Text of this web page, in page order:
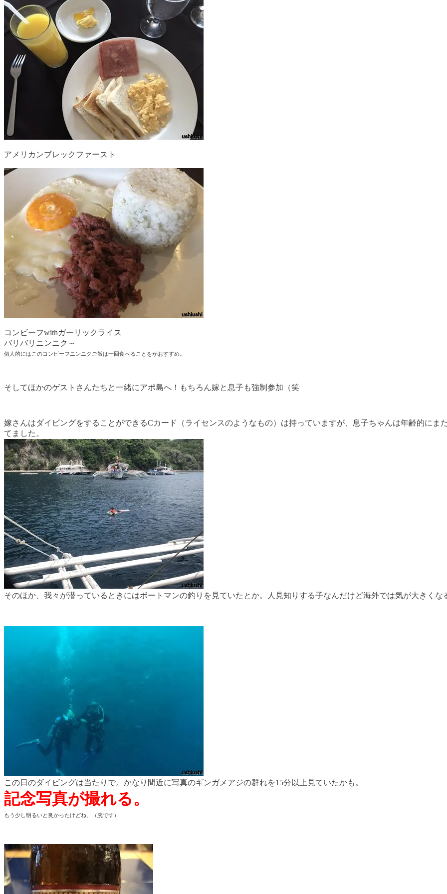
アメリカンブレックファースト
コンビーフwithガーリックライス
バリバリニンニク～
個人的にはこのコンビーフニンニクご飯は一回食べることをがおすすめ。
そしてほかのゲストさんたちと一緒にアポ島へ！もちろん嫁と息子も強制参加（笑
嫁さんはダイビングをすることができるCカード（ライセンスのようなもの）は持っていますが、息子ちゃんは年齢的にま
てました。
そのほか、我々が潜っているときにはボートマンの釣りを見ていたとか。人見知りする子なんだけど海外では気が大きくな
この日のダイビングは当たりで。かなり間近に写真のギンガメアジの群れを15分以上見ていたかも。
記念写真が撮れる。
もう少し明るいと良かったけどね。（腕です）